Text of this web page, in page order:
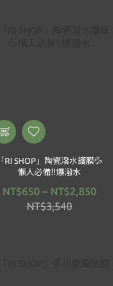
「RI SHOP」陶瓷潑水護膜💦
懶人必備‼️爆潑水
NT$650 ~ NT$2,850
NT$3,540